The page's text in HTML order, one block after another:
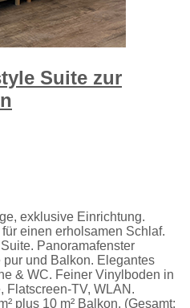
Suite zur
exklusive Einrichtung.
einen erholsamen Schlaf.
Panoramafenster
und Balkon. Elegantes
& WC. Feiner Vinylboden in
Flatscreen-TV, WLAN.
plus 10 m² Balkon. (Gesamt: